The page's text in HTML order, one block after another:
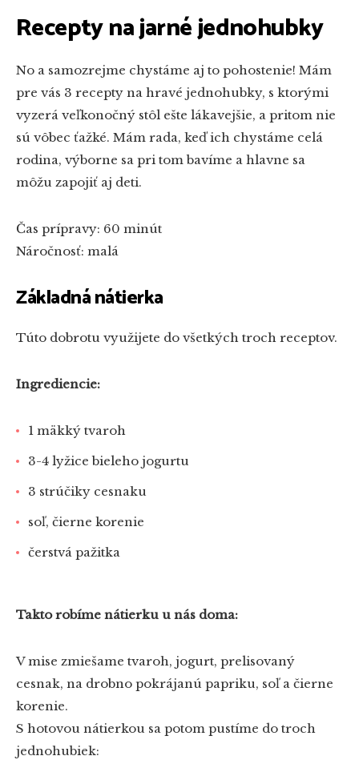
Recepty na jarné jednohubky
No a samozrejme chystáme aj to pohostenie! Mám
pre vás 3 recepty na hravé jednohubky, s ktorými
vyzerá veľkonočný stôl ešte lákavejšie, a pritom nie
sú vôbec ťažké. Mám rada, keď ich chystáme celá
rodina, výborne sa pri tom bavíme a hlavne sa
môžu zapojiť aj deti.
Čas prípravy: 60 minút
Náročnosť: malá
Základná nátierka
Túto dobrotu využijete do všetkých troch receptov.
Ingrediencie:
1 mäkký tvaroh
3-4 lyžice bieleho jogurtu
3 strúčiky cesnaku
soľ, čierne korenie
čerstvá pažitka
Takto robíme nátierku u nás doma:
V mise zmiešame tvaroh, jogurt, prelisovaný
cesnak, na drobno pokrájanú papriku, soľ a čierne
korenie.
S hotovou nátierkou sa potom pustíme do troch
jednohubiek: